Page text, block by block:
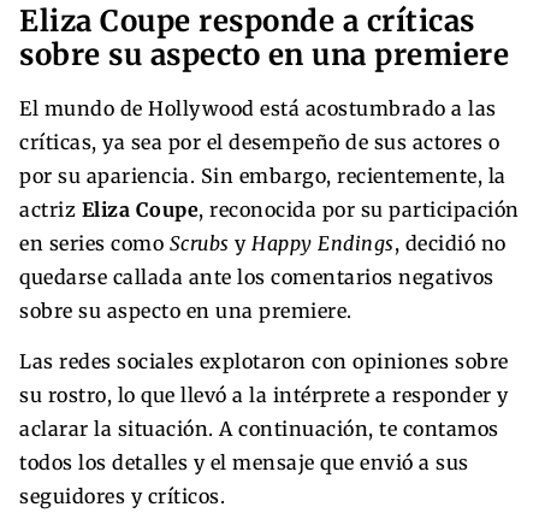
Eliza Coupe responde a críticas
sobre su aspecto en una premiere
El mundo de Hollywood está acostumbrado a las
críticas, ya sea por el desempeño de sus actores o
por su apariencia. Sin embargo, recientemente, la
actriz Eliza Coupe, reconocida por su participación
en series como Scrubs y Happy Endings, decidió no
quedarse callada ante los comentarios negativos
sobre su aspecto en una premiere.
Las redes sociales explotaron con opiniones sobre
su rostro, lo que llevó a la intérprete a responder y
aclarar la situación. A continuación, te contamos
todos los detalles y el mensaje que envió a sus
seguidores y críticos.